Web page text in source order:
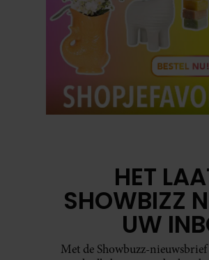
HET
SHOWBIZZ
UW
Met de Showbuzz-